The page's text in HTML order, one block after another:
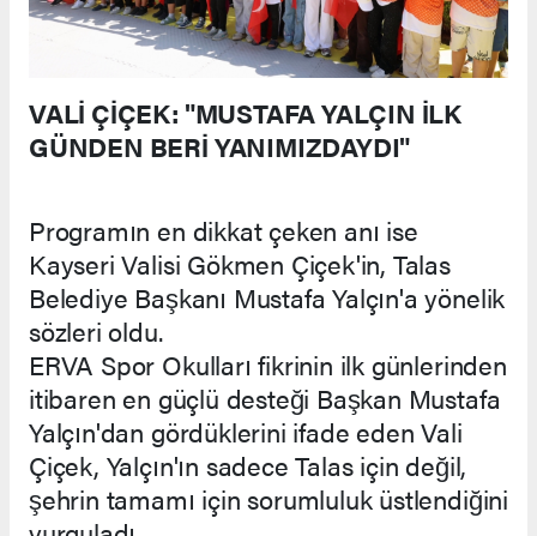
VALİ ÇİÇEK: "MUSTAFA YALÇIN İLK
GÜNDEN BERİ YANIMIZDAYDI"
Programın en dikkat çeken anı ise
Kayseri Valisi Gökmen Çiçek'in, Talas
Belediye Başkanı Mustafa Yalçın'a yönelik
sözleri oldu.
ERVA Spor Okulları fikrinin ilk günlerinden
itibaren en güçlü desteği Başkan Mustafa
Yalçın'dan gördüklerini ifade eden Vali
Çiçek, Yalçın'ın sadece Talas için değil,
şehrin tamamı için sorumluluk üstlendiğini